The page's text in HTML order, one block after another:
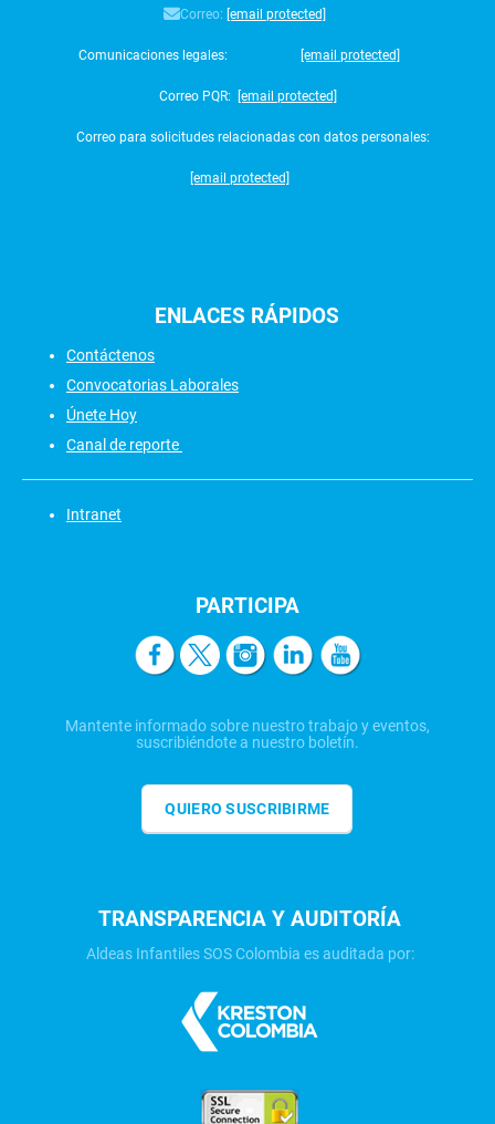
Correo: [email protected]
Comunicaciones legales: [email protected]
Correo PQR: [email protected]
Correo para solicitudes relacionadas con datos personales:
[email protected]
ENLACES RÁPIDOS
Contáctenos
Convocatorias Laborales
Únete Hoy
Canal de reporte
Intranet
PARTICIPA
Mantente informado sobre nuestro trabajo y eventos,
suscribiéndote a nuestro boletín.
QUIERO SUSCRIBIRME
TRANSPARENCIA Y AUDITORÍA
Aldeas Infantiles SOS Colombia es auditada por: